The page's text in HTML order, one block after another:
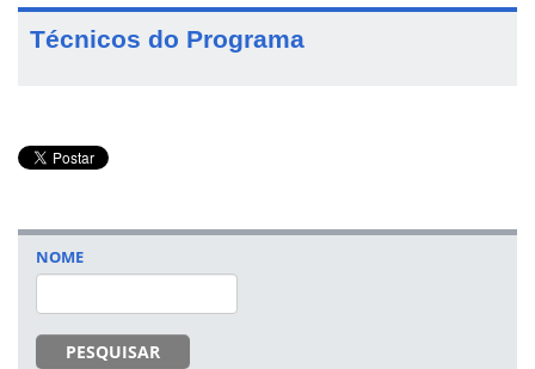
Técnicos do Programa
NOME
PESQUISAR